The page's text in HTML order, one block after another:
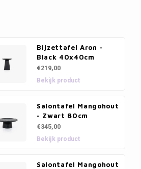
Bijzettafel Aron -
Black 40x40cm
€219,00
Bekijk product
Salontafel Mangohout
- Zwart 80cm
€345,00
Bekijk product
Salontafel Mangohout